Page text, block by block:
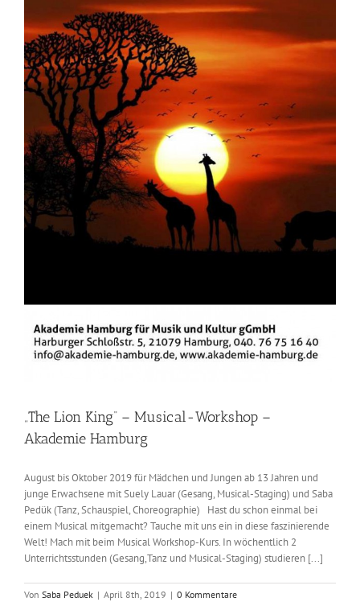
„The Lion King“ – Musical-Workshop –
Akademie Hamburg
August bis Oktober 2019 für Mädchen und Jungen ab 13 Jahren und
junge Erwachsene mit Suely Lauar (Gesang, Musical-Staging) und Saba
Pedük (Tanz, Schauspiel, Choreographie) Hast du schon einmal bei
einem Musical mitgemacht? Tauche mit uns ein in diese faszinierende
Welt! Mach mit beim Musical Workshop-Kurs. In wöchentlich 2
Unterrichtsstunden (Gesang,Tanz und Musical-Staging) studieren [...]
Von Saba Peduek | April 8th, 2019 | 0 Kommentare